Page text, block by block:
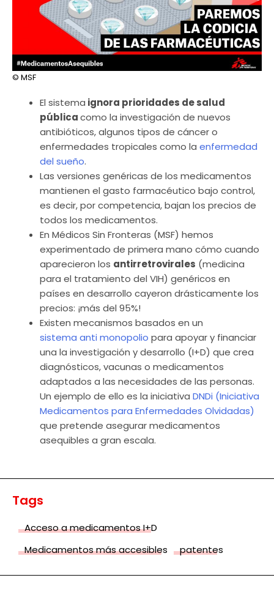
© MSF
El sistema ignora prioridades de salud
públicacomo la investigación de nuevos
antibióticos, algunos tipos de cáncer o
enfermedades tropicales como la enfermedad
del sueño.
Las versiones genéricas de los medicamentos
mantienen el gasto farmacéutico bajo control,
es decir, por competencia, bajan los precios de
todos los medicamentos.
En Médicos Sin Fronteras (MSF) hemos
experimentado de primera mano cómo cuando
aparecieron los antirretrovirales (medicina
para el tratamiento del VIH) genéricos en
países en desarrollo cayeron drásticamente los
precios: ¡más del 95%!
Existen mecanismos basados en un
sistema anti monopolio para apoyar y financiar
una la investigación y desarrollo (I+D) que crea
diagnósticos, vacunas o medicamentos
adaptados a las necesidades de las personas.
Un ejemplo de ello es la iniciativa DNDi (Iniciativa
Medicamentos para Enfermedades Olvidadas)
que pretende asegurar medicamentos
asequibles a gran escala.
Tags
Acceso a medicamentos I+D
Medicamentos más accesibles
patentes